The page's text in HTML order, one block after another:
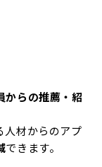
からの推薦・紹
人材からのアプ
できます。